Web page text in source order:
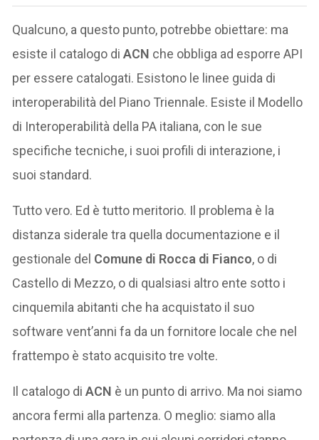
Qualcuno, a questo punto, potrebbe obiettare: ma
esiste il catalogo diACN che obbliga ad esporre API
per essere catalogati. Esistono le linee guida di
interoperabilità del Piano Triennale. Esiste il Modello
di Interoperabilità della PA italiana, con le sue
specifiche tecniche, i suoi profili di interazione, i
suoi standard.
Tutto vero. Ed è tutto meritorio. Il problema è la
distanza siderale tra quella documentazione e il
gestionale del Comune di Rocca di Fianco, o di
Castello di Mezzo, o di qualsiasi altro ente sotto i
cinquemila abitanti che ha acquistato il suo
software vent’anni fa da un fornitore locale che nel
frattempo è stato acquisito tre volte.
Il catalogo diACN è un punto di arrivo. Ma noi siamo
ancora fermi alla partenza. O meglio: siamo alla